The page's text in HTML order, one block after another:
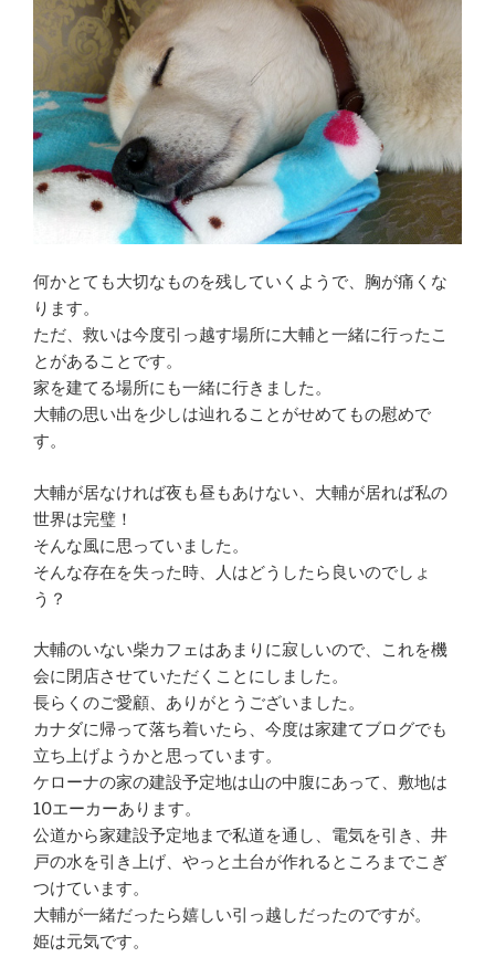
何かとても大切なものを残していくようで、胸が痛くな
ります。
ただ、救いは今度引っ越す場所に大輔と一緒に行ったこ
とがあることです。
家を建てる場所にも一緒に行きました。
大輔の思い出を少しは辿れることがせめてもの慰めで
す。
大輔が居なければ夜も昼もあけない、大輔が居れば私の
世界は完璧！
そんな風に思っていました。
そんな存在を失った時、人はどうしたら良いのでしょ
う？
大輔のいない柴カフェはあまりに寂しいので、これを機
会に閉店させていただくことにしました。
長らくのご愛顧、ありがとうございました。
カナダに帰って落ち着いたら、今度は家建てブログでも
立ち上げようかと思っています。
ケローナの家の建設予定地は山の中腹にあって、敷地は
10エーカーあります。
公道から家建設予定地まで私道を通し、電気を引き、井
戸の水を引き上げ、やっと土台が作れるところまでこぎ
つけています。
大輔が一緒だったら嬉しい引っ越しだったのですが。
姫は元気です。